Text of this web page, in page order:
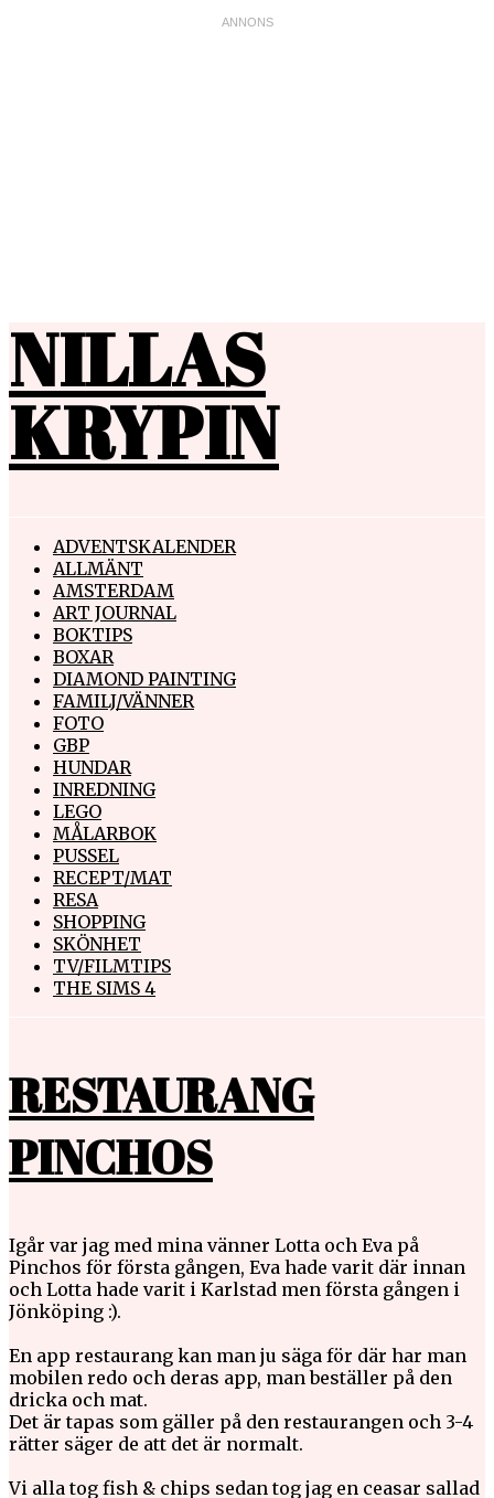
NILLAS
KRYPIN
ADVENTSKALENDER
ALLMÄNT
AMSTERDAM
ART JOURNAL
BOKTIPS
BOXAR
DIAMOND PAINTING
FAMILJ/VÄNNER
FOTO
GBP
HUNDAR
INREDNING
LEGO
MÅLARBOK
PUSSEL
RECEPT/MAT
RESA
SHOPPING
SKÖNHET
TV/FILMTIPS
THE SIMS 4
RESTAURANG
PINCHOS
Igår var jag med mina vänner Lotta och Eva på
Pinchos för första gången, Eva hade varit där innan
och Lotta hade varit i Karlstad men första gången i
Jönköping :).
En app restaurang kan man ju säga för där har man
mobilen redo och deras app, man beställer på den
dricka och mat.
Det är tapas som gäller på den restaurangen och 3-4
rätter säger de att det är normalt.
Vi alla tog fish & chips sedan tog jag en ceasar sallad